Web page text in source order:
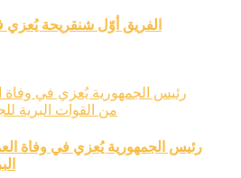
الفريق أوّل شنقريحة يُعزي
رئيس الجمهورية يُعزي في وفاة